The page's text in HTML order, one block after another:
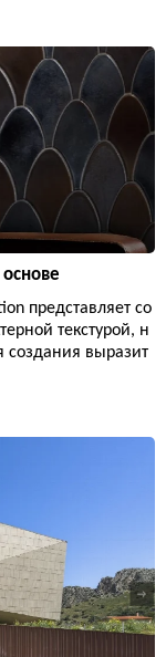
представляет со
текстурой, н
создания выразит